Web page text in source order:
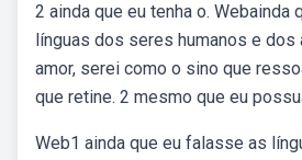
2 ainda que eu tenha o. Webainda
línguas dos seres humanos e dos
amor, serei como o sino que
que retine. 2 mesmo que eu
Web1 ainda que eu falasse as